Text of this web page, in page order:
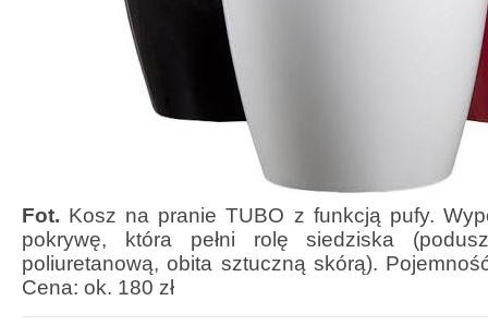
Fot. Kosz na pranie TUBO z funkcją pufy.
pokrywę, która pełni rolę siedziska
poliuretanową, obita sztuczną skórą).
Cena: ok. 180 zł